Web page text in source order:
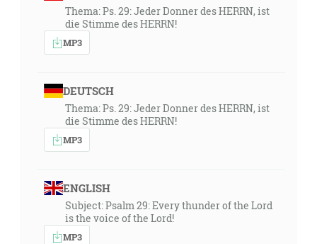
Thema: Ps. 29: Jeder Donner des HERRN, ist
die Stimme des HERRN!
MP3
DEUTSCH
Thema: Ps. 29: Jeder Donner des HERRN, ist
die Stimme des HERRN!
MP3
ENGLISH
Subject: Psalm 29: Every thunder of the Lord
is the voice of the Lord!
MP3